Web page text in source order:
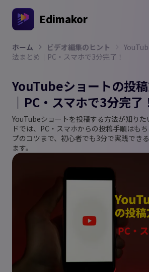
Edimakor
ホーム ビデオ編集のヒント
法まとめ｜PC・スマホで3分完了！
YouTubeショートの投
｜PC・スマホで3分完了
YouTubeショートを投稿する方法が知りた
ドでは、PC・スマホからの投稿手順はも
プのコツまで、初心者でも3分で実践でき
ます。